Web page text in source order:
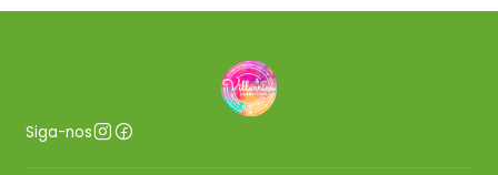
Siga-nos